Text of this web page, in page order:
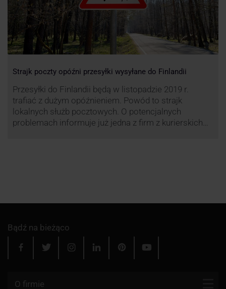
Strajk poczty opóźni przesyłki wysyłane do Finlandii
Przesyłki do Finlandii będą w listopadzie 2019 r.
trafiać z dużym opóźnieniem. Powód to strajk
lokalnych służb pocztowych. O potencjalnych
problemach informuje już jedna z firm z kurierskich
Bądź na bieżąco
O firmie